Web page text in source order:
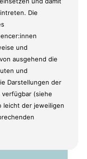
Die
und
ausgehend die
und
Darstellungen der
(siehe
leicht der jeweiligen